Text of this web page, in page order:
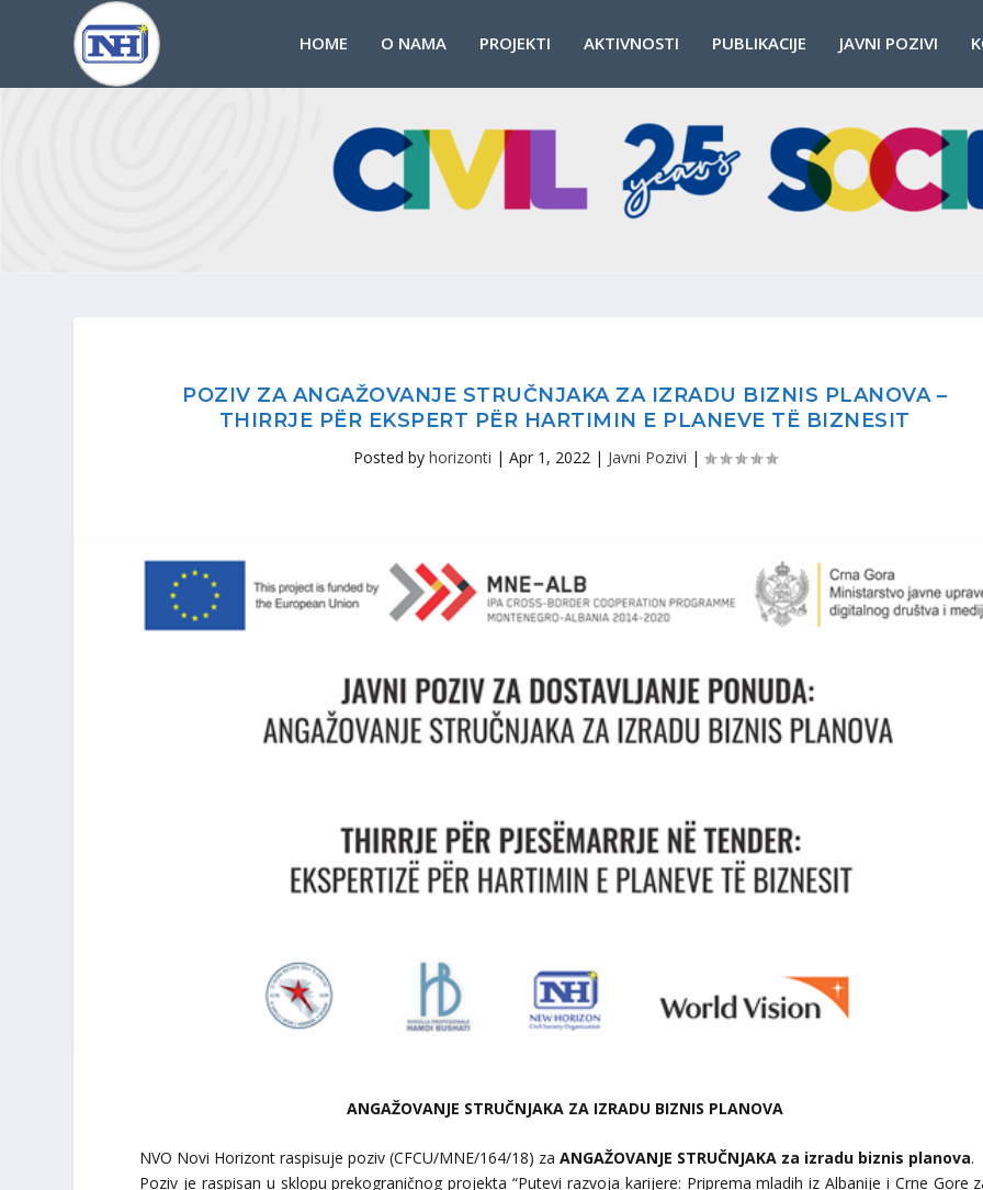
HOME O NAMA PROJEKTI AKTIVNOSTI PUBLIKACIJE JAVNI POZIVI
POZIV ZA ANGAŽOVANJE STRUČNJAKA ZA IZRADU BIZNIS PLANOVA –
THIRRJE PËR EKSPERT PËR HARTIMIN E PLANEVE TË BIZNESIT
Posted by horizonti | Apr 1, 2022| Javni Pozivi |
ANGAŽOVANJE STRUČNJAKA ZA IZRADU BIZNIS PLANOVA
NVO Novi Horizont raspisuje poziv (CFCU/MNE/164/18) zaANGAŽOVANJE STRUČNJAKA za izradu biznis planova.
Poziv je raspisan u sklopu prekograničnog projekta “Putevi razvoja karijere: Priprema mladih iz Albanije i Crne Gore